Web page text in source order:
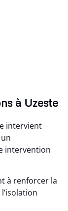
à Uzeste
intervient
intervention
à renforcer la